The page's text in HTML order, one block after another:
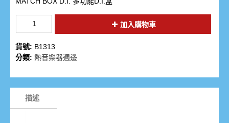
加入購物車
貨號: B1313
分類: 熱音樂器週邊
描述